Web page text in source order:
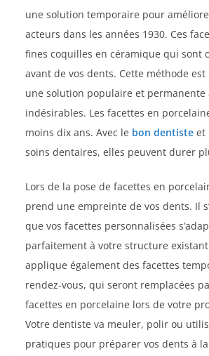
une solution temporaire pour
acteurs dans les années 1930. Ces
fines coquilles en céramique qui sont
avant de vos dents. Cette méthode
une solution populaire et permanente
indésirables. Les facettes en
moins dix ans. Avec le bon dentiste et
soins dentaires, elles peuvent durer
Lors de la pose de facettes en
prend une empreinte de vos dents. Il
que vos facettes personnalisées
parfaitement à votre structure
applique également des facettes
rendez-vous, qui seront remplacées
facettes en porcelaine lors de votre
Votre dentiste va meuler, polir ou
pratiques pour préparer vos dents à